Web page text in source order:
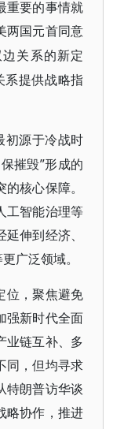
重要的事情就
两国元首同意
关系的新定
系提供战略指
初源于冷战时
摧毁”形成的
核心保障。
工智能治理等
伸到经济、
广泛领域。
位，聚焦避免
强新时代全面
业链互补、多
同，但均寻求
特朗普访华谈
略协作，推进